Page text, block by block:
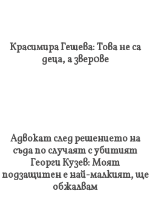
Красимира Гешева: Това не са
деца, а звер0ве
Адвокат след решението на
съда по случаят с убитият
Георги Кузев: Моят
подзащитен е най-малкият, ще
обжалвам